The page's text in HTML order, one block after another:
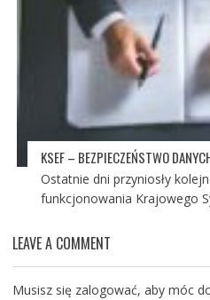
KSEF – BEZPIECZEŃSTWO
Ostatnie dni przyniosły
funkcjonowania Krajowego
LEAVE A COMMENT
Musisz się zalogować, aby móc